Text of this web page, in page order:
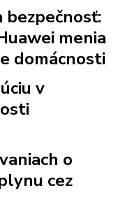
bezpečnosť:
menia
domácnosti
v
o
cez